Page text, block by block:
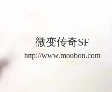
微变传奇SF
http://www.moubon.com